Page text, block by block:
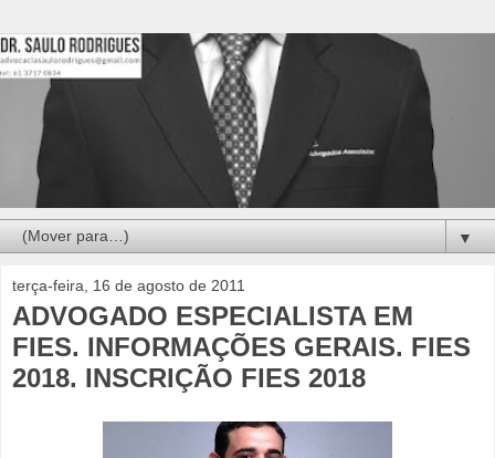
▼
terça-feira, 16 de agosto de 2011
ADVOGADO ESPECIALISTA EM
FIES. INFORMAÇÕES GERAIS. FIES
2018. INSCRIÇÃO FIES 2018